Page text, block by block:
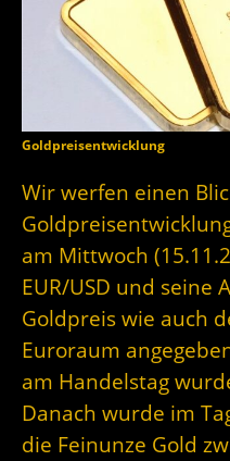
Goldpreisentwicklung
Wir werfen einen
am Mittwoch
EUR/USD und seine
Goldpreis wie auch
Euroraum
am Handelstag
Danach wurde im
die Feinunze Gold